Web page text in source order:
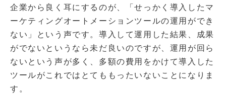
企業から良く耳にするのが、「せっかく導入したマ
ーケティングオートメーションツールの運用ができ
ない」という声です。導入して運用した結果、成果
がでないというなら未だ良いのですが、運用が回ら
ないという声が多く、多額の費用をかけて導入した
ツールがこれではとてももったいないことになりま
す。